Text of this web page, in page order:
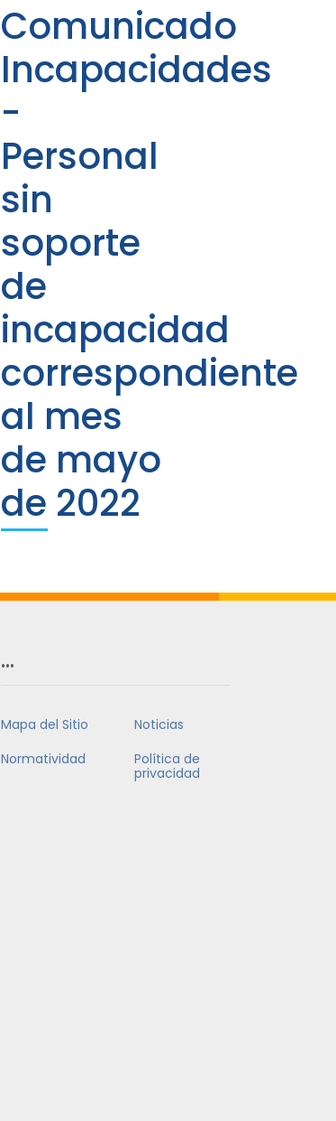
Comunicado
Incapacidades
-
Personal
sin
soporte
de
incapacidad
correspondiente
al mes
de mayo
de 2022
…
Mapa del Sitio
Noticias
Normatividad
Política de
privacidad